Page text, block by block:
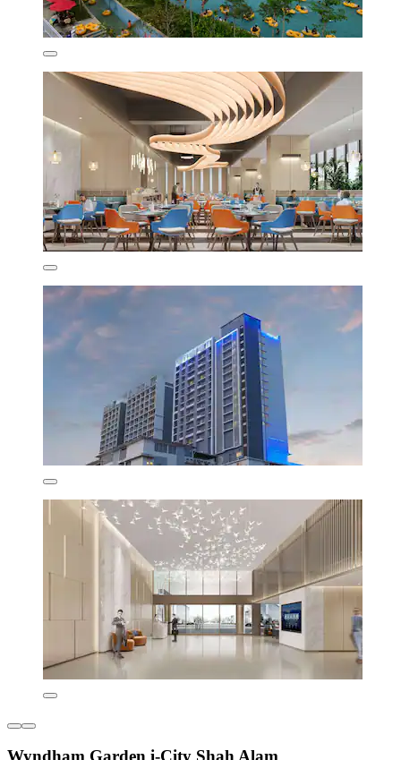
Wyndham Garden i-City Shah Alam